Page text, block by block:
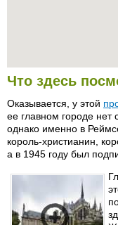
Что здесь
Оказывается, у этой
ее главном городе нет
однако именно в
король-христианин,
а в 1945 году был